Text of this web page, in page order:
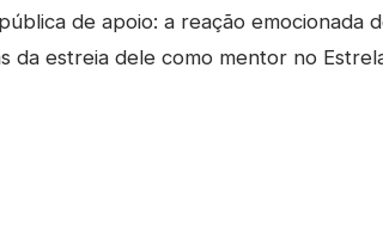
de apoio: a reação emocionada
da estreia dele como mentor no